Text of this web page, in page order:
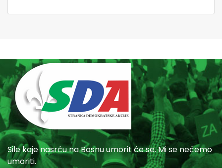
Sile koje nasrću na Bosnu umorit će se. Mi se nećemo
umoriti.